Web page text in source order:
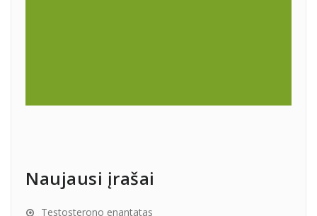
Naujausi įrašai
Testosterono enantatas